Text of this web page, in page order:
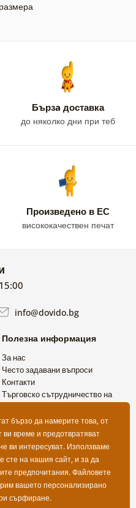
размера
Бързa доставка
до няколко дни при теб
Произведено в ЕС
висококачествен печат
info@dovido.bg
Полезна информация
За нас
Често задавани въпроси
Контакти
Търговско сътрудничество на
бързо да намерите това, от
ви време и предотвратяват
ви интересуват. Използваме
сте на нашия сайт, и за да
предпочитания. Файловете
вашето персонализирано
сърфиране.